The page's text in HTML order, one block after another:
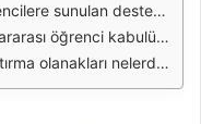
destek hizmetleri nelerdir?
öğrenci kabulü var mı?
olanakları nelerdir?